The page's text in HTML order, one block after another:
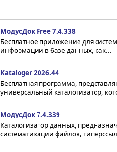
МодусДок Free 7.4.338
Бесплатное приложение для
информации в базе данных, как...
Kataloger 2026.44
Бесплатная программа,
универсальный каталогизатор,
МодусДок 7.4.339
Каталогизатор данных,
систематизации файлов,